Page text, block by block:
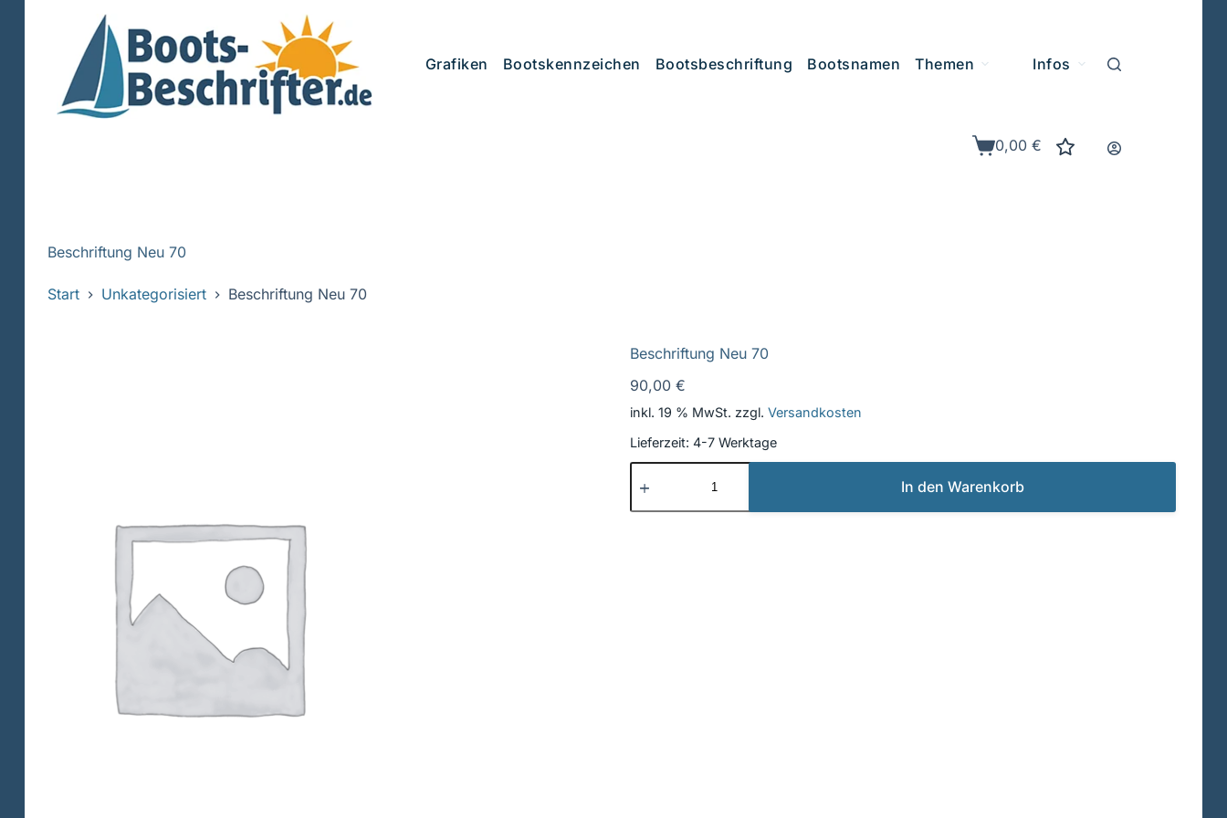
Grafiken Bootskennzeichen Bootsbeschriftung Bootsnamen Themen Infos
Warenkorb
0,00€
Beschriftung Neu 70
Start Unkategorisiert Beschriftung Neu 70
Beschriftung Neu 70
90,00€
inkl. 19 % MwSt. zzgl.Versandkosten
Lieferzeit:4-7 Werktage
Neu
70
In den Warenkorb